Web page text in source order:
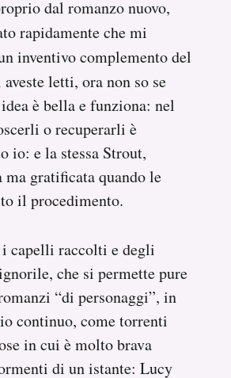
dal romanzo nuovo,
rapidamente che mi
inventivo complemento del
letti, ora non so se
è bella e funziona: nel
o recuperarli è
io: e la stessa Strout,
gratificata quando le
il procedimento.
i capelli raccolti e degli
che si permette pure
“di personaggi”, in
continuo, come torrenti
in cui è molto brava
di un istante: Lucy